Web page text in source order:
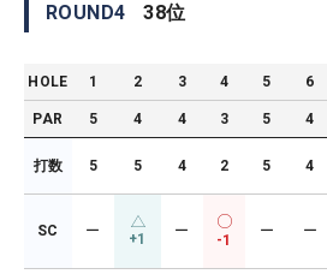
ROUND4 38位
HOLE 1 2 3 4 5 6
PAR 5 4 4 3 5 4
打数 5 5 4 2 5 4
SC ー +1 ー
-1
ー ー